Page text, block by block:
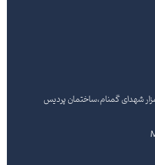
شهدای گمنام،ساختمان پردیس